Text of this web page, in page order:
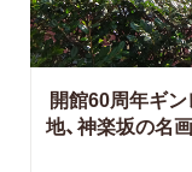
開館60周年ギン
地、神楽坂の名